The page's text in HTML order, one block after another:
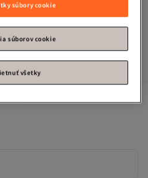
súbory cookie
súborov cookie
všetky